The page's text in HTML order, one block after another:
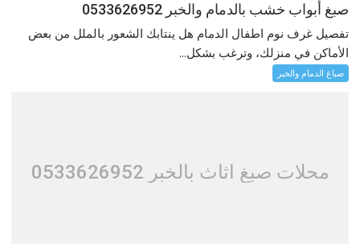
صبغ أبواب خشب بالدمام والخبر 0533626952
تفصيل غرف نوم اطفال الدمام هل ينتابك الشعور بالملل من بعض
الأماكن في منزلك، وترغب بشكل...
صباغ الدمام والخبر
محلات صبغ اثاث بالخبر 0533626952